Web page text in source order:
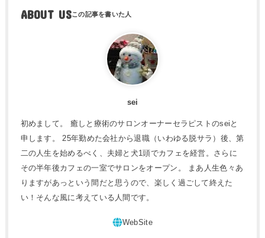
ABOUT US
sei
初めまして。 癒しと療術のサロンオーナーセラピストのseiと
申します。 25年勤めた会社から退職（いわゆる脱サラ）後、第
二の人生を始めるべく、夫婦と犬1頭でカフェを経営。さらに
その半年後カフェの一室でサロンをオープン。 まあ人生色々あ
りますがあっという間だと思うので、楽しく過ごして終えた
い！そんな風に考えている人間です。